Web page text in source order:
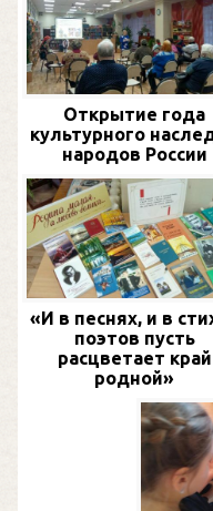
Открытие года
культурного
народов России
«И в песнях, и в
поэтов пусть
расцветает край
родной»